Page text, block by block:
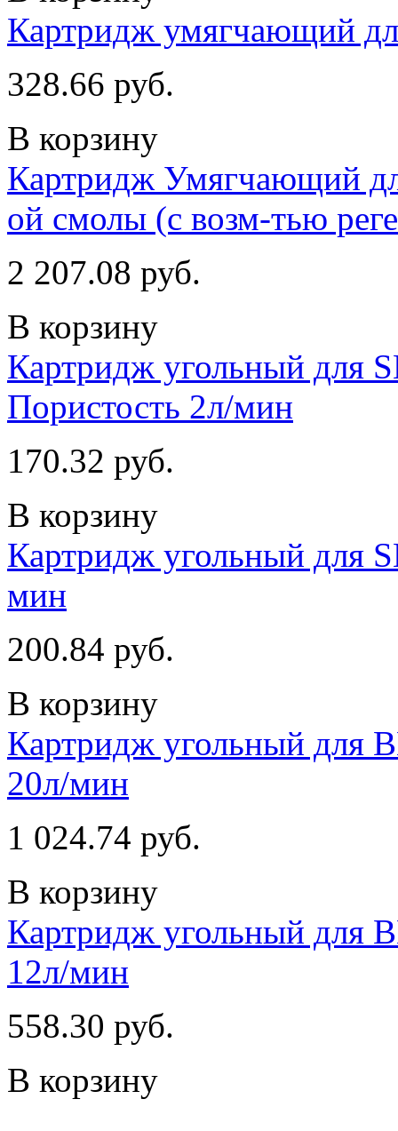
Картридж умягчающий
328.66 руб.
В корзину
Картридж Умягчающий
ой смолы (с возм-тью
2 207.08 руб.
В корзину
Картридж угольный для
Пористость 2л/мин
170.32 руб.
В корзину
Картридж угольный для
мин
200.84 руб.
В корзину
Картридж угольный для
20л/мин
1 024.74 руб.
В корзину
Картридж угольный для
12л/мин
558.30 руб.
В корзину